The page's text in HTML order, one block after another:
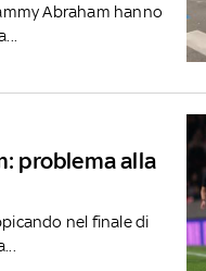
Abraham hanno
problema alla
nel finale di